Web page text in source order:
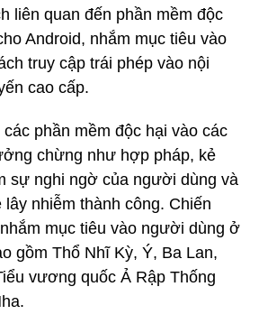
liên quan đến phần mềm độc
Android, nhắm mục tiêu vào
truy cập trái phép vào nội
cao cấp.
phần mềm độc hại vào các
chừng như hợp pháp, kẻ
sự nghi ngờ của người dùng và
nhiễm thành công. Chiến
mục tiêu vào người dùng ở
gồm Thổ Nhĩ Kỳ, Ý, Ba Lan,
vương quốc Ả Rập Thống